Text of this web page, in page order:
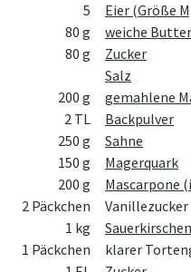
5
Eier (Größe
80 g
weiche Butter
80 g
Zucker
Salz
200 g
gemahlene
2 TL
Backpulver
250 g
Sahne
150 g
Magerquark
200 g
Mascarpone
2 Päckchen
Vanillezucker
1 kg
Sauerkirschen
1 Päckchen
klarer